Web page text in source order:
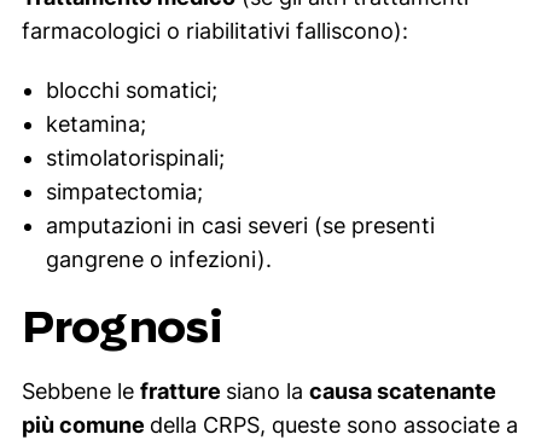
n
i
t
à
farmacologici o riabilitativi falliscono):
blocchi somatici;
ketamina;
stimolatorispinali;
simpatectomia;
amputazioni in casi severi (se presenti
gangrene o infezioni).
Prognosi
Sebbene le fratture siano la causa scatenante
più comune della CRPS, queste sono associate a